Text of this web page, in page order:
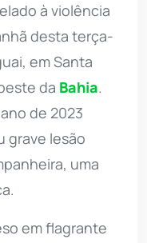
à violência
desta terça-
em Santa
da Bahia.
de 2023
grave lesão
uma
em flagrante